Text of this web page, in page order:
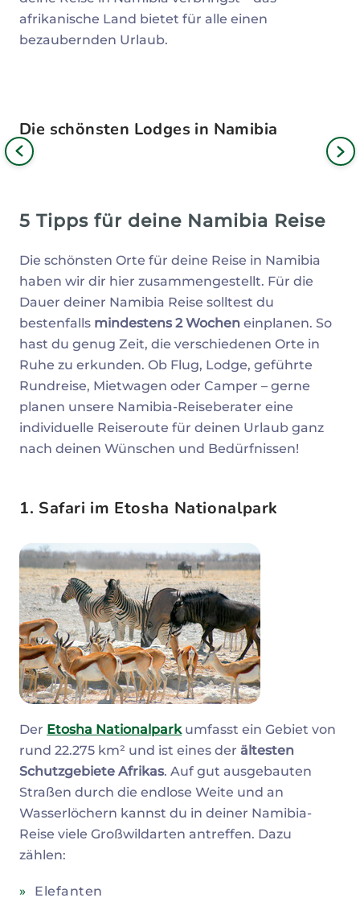
afrikanische Land bietet für alle einen
bezaubernden Urlaub.
Die schönsten Lodges in Namibia
5 Tipps für deine Namibia Reise
Die schönsten Orte für deine Reise in Namibia
haben wir dir hier zusammengestellt. Für die
Dauer deiner Namibia Reise solltest du
bestenfalls mindestens 2 Wochen einplanen. So
hast du genug Zeit, die verschiedenen Orte in
Ruhe zu erkunden. Ob Flug, Lodge, geführte
Rundreise, Mietwagen oder Camper – gerne
planen unsere Namibia-Reiseberater eine
individuelle Reiseroute für deinen Urlaub ganz
nach deinen Wünschen und Bedürfnissen!
1. Safari im Etosha Nationalpark
Der Etosha Nationalparkumfasst ein Gebiet von
rund 22.275 km² und ist eines der ältesten
Schutzgebiete Afrikas. Auf gut ausgebauten
Straßen durch die endlose Weite und an
Wasserlöchern kannst du in deiner Namibia-
Reise viele Großwildarten antreffen. Dazu
zählen:
Elefanten